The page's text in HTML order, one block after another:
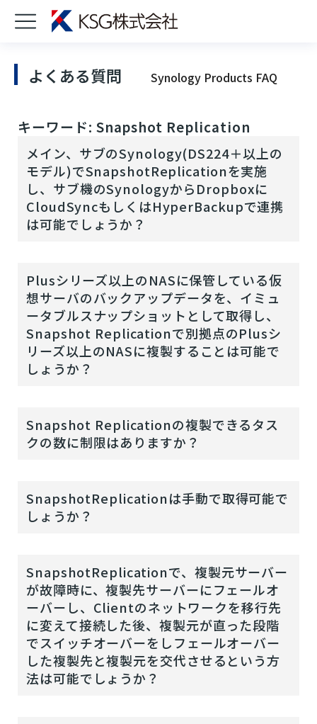
よくある質問 Synology Products FAQ
キーワード: Snapshot Replication
メイン、サブのSynology(DS224＋以上の
モデル)でSnapshotReplicationを実施
し、サブ機のSynologyからDropboxに
CloudSyncもしくはHyperBackupで連携
は可能でしょうか？
Plusシリーズ以上のNASに保管している仮
想サーバのバックアップデータを、イミュ
ータブルスナップショットとして取得し、
Snapshot Replicationで別拠点のPlusシ
リーズ以上のNASに複製することは可能で
しょうか？
Snapshot Replicationの複製できるタス
クの数に制限はありますか？
SnapshotReplicationは手動で取得可能で
しょうか？
SnapshotReplicationで、複製元サーバー
が故障時に、複製先サーバーにフェールオ
ーバーし、Clientのネットワークを移行先
に変えて接続した後、複製元が直った段階
でスイッチオーバーをしフェールオーバー
した複製先と複製元を交代させるという方
法は可能でしょうか？